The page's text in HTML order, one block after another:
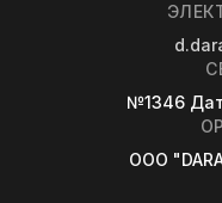
№1346
OOO